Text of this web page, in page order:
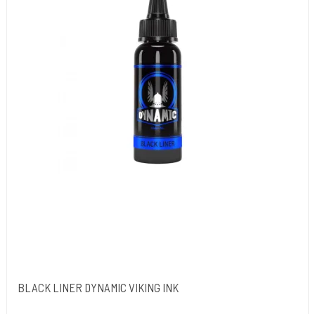
BLACK LINER DYNAMIC VIKING INK